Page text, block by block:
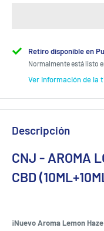
Retiro disponible en
Normalmente está listo
Ver información de la
Descripción
CNJ - AROMA
CBD
¡Nuevo Aroma Lemon Haze